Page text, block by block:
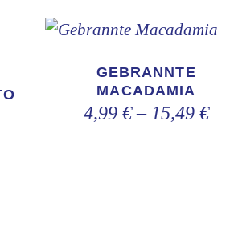
Dieses
Produkt
weist
mehrere
GEBRANNTE
MACADAMIA
4,99 €– 15,49 €